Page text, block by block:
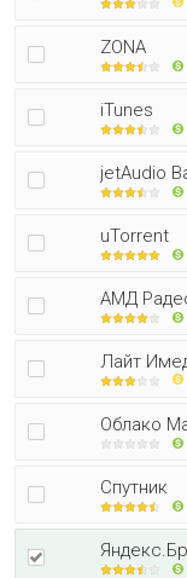
ZONA
iTunes
jetAudio
uTorrent
АМД
Лайт
Облако
Спутник